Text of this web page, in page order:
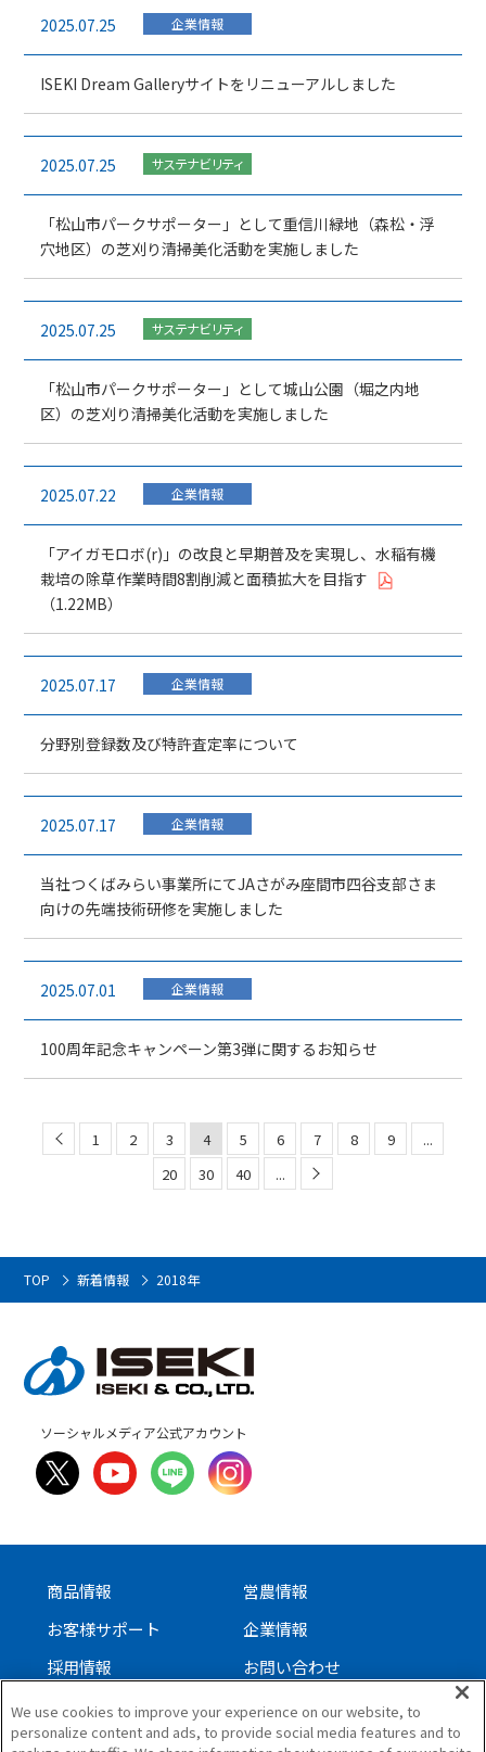
2025.07.25 企業情報
ISEKI Dream Galleryサイトをリニューアルしました
2025.07.25 サステナビリティ
「松山市パークサポーター」として重信川緑地（森松・浮
穴地区）の芝刈り清掃美化活動を実施しました
2025.07.25 サステナビリティ
「松山市パークサポーター」として城山公園（堀之内地
区）の芝刈り清掃美化活動を実施しました
2025.07.22 企業情報
「アイガモロボ(r)」の改良と早期普及を実現し、水稲有機
栽培の除草作業時間8割削減と面積拡大を目指す
1.22MB
2025.07.17 企業情報
分野別登録数及び特許査定率について
2025.07.17 企業情報
当社つくばみらい事業所にてJAさがみ座間市四谷支部さま
向けの先端技術研修を実施しました
2025.07.01 企業情報
100周年記念キャンペーン第3弾に関するお知らせ
1 2 3 4 5 6 7 8 9
...
20
30 40 ...
TOP 新着情報 2018年
ソーシャルメディア公式アカウント
商品情報
営農情報
お客様サポート
企業情報
採用情報
お問い合わせ
サイトについて
We use cookies to improve your experience on our website, to
personalize content and ads, to provide social media features and to